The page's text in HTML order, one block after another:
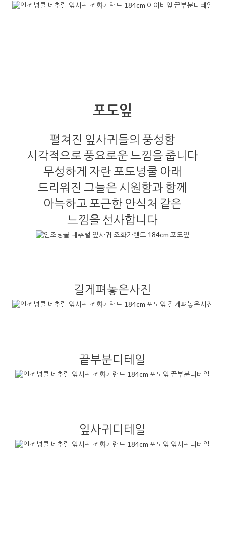
포도잎
펼쳐진 잎사귀들의 풍성함
시각적으로 풍요로운 느낌을 줍니다
무성하게 자란 포도넝쿨 아래
드리워진 그늘은 시원함과 함께
아늑하고 포근한 안식처 같은
느낌을 선사합니다
길게펴놓은사진
끝부분디테일
잎사귀디테일